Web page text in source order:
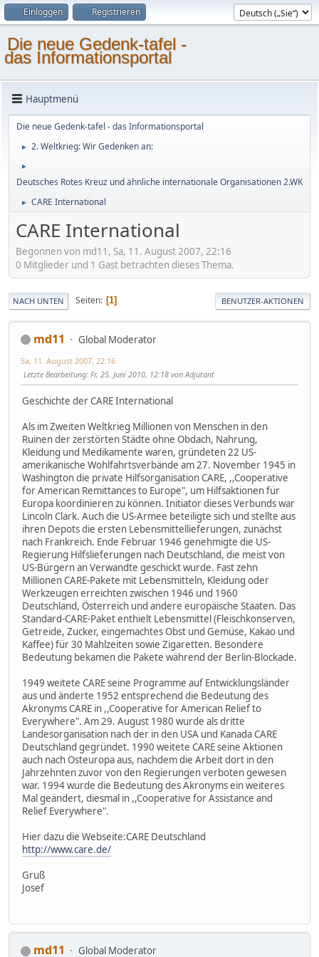
Einloggen Registrieren
Die neue Gedenk-tafel -
das Informationsportal
Hauptmenü
Die neue Gedenk-tafel - das Informationsportal
► 2. Weltkrieg: Wir Gedenken an:
►
Deutsches Rotes Kreuz und ähnliche internationale Organisationen 2.WK
► CARE International
CARE International
Begonnen von md11, Sa, 11. August 2007, 22:16
0 Mitglieder und 1 Gast betrachten dieses Thema.
NACH UNTEN Seiten 1 BENUTZER-AKTIONEN
md11 Global Moderator
Sa, 11. August 2007, 22:16
Letzte Bearbeitung: Fr, 25. Juni 2010, 12:18 von Adjutant
Geschichte der CARE International
Als im Zweiten Weltkrieg Millionen von Menschen in den
Ruinen der zerstörten Städte ohne Obdach, Nahrung,
Kleidung und Medikamente waren, gründeten 22 US-
amerikanische Wohlfahrtsverbände am 27. November 1945 in
Washington die private Hilfsorganisation CARE, ,,Cooperative
for American Remittances to Europe", um Hilfsaktionen für
Europa koordinieren zu können. Initiator dieses Verbunds war
Lincoln Clark. Auch die US-Armee beteiligte sich und stellte aus
ihren Depots die ersten Lebensmittellieferungen, zunächst
nach Frankreich. Ende Februar 1946 genehmigte die US-
Regierung Hilfslieferungen nach Deutschland, die meist von
US-Bürgern an Verwandte geschickt wurde. Fast zehn
Millionen CARE-Pakete mit Lebensmitteln, Kleidung oder
Werkzeugen erreichten zwischen 1946 und 1960
Deutschland, Österreich und andere europäische Staaten. Das
Standard-CARE-Paket enthielt Lebensmittel (Fleischkonserven,
Getreide, Zucker, eingemachtes Obst und Gemüse, Kakao und
Kaffee) für 30 Mahlzeiten sowie Zigaretten. Besondere
Bedeutung bekamen die Pakete während der Berlin-Blockade.
1949 weitete CARE seine Programme auf Entwicklungsländer
aus und änderte 1952 entsprechend die Bedeutung des
Akronyms CARE in ,,Cooperative for American Relief to
Everywhere". Am 29. August 1980 wurde als dritte
Landesorganisation nach der in den USA und Kanada CARE
Deutschland gegründet. 1990 weitete CARE seine Aktionen
auch nach Osteuropa aus, nachdem die Arbeit dort in den
Jahrzehnten zuvor von den Regierungen verboten gewesen
war. 1994 wurde die Bedeutung des Akronyms ein weiteres
Mal geändert, diesmal in ,,Cooperative for Assistance and
Relief Everywhere".
Hier dazu die Webseite:CARE Deutschland
http://www.care.de/
Gruß
Josef
md11 Global Moderator